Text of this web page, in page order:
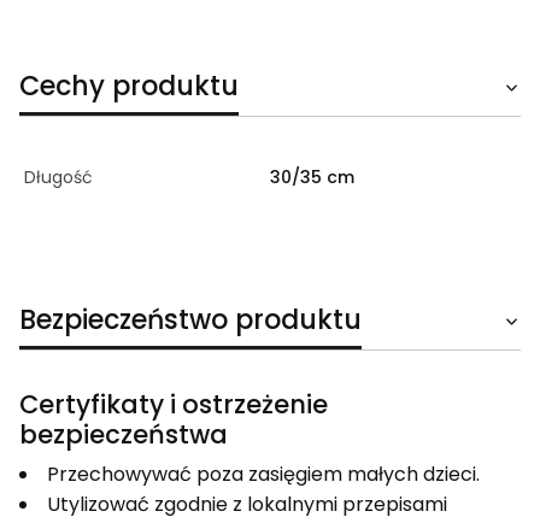
Cechy produktu
Długość 30/35 cm
Bezpieczeństwo produktu
Certyfikaty i ostrzeżenie
bezpieczeństwa
Przechowywać poza zasięgiem małych dzieci.
Utylizować zgodnie z lokalnymi przepisami